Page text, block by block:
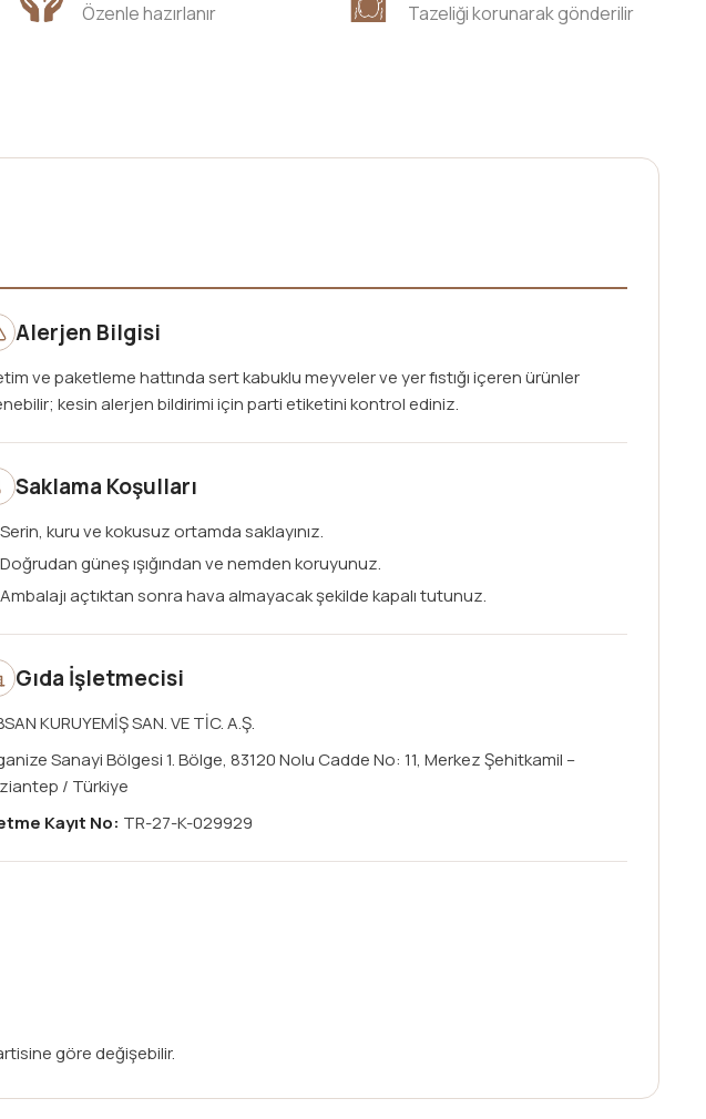
Özenle hazırlanır
Tazeliği korunarak gönderilir
Alerjen Bilgisi
ve paketleme hattında sert kabuklu meyveler ve yer fıstığı içeren ürünler
kesin alerjen bildirimi için parti etiketini kontrol ediniz.
Saklama Koşulları
Serin, kuru ve kokusuz ortamda saklayınız.
Doğrudan güneş ışığından ve nemden koruyunuz.
Ambalajı açtıktan sonra hava almayacak şekilde kapalı tutunuz.
Gıda İşletmecisi
KURUYEMİŞ SAN. VE TİC. A.Ş.
Sanayi Bölgesi 1. Bölge, 83120 Nolu Cadde No: 11, Merkez Şehitkamil –
/ Türkiye
Kayıt No: TR-27-K-029929
göre değişebilir.